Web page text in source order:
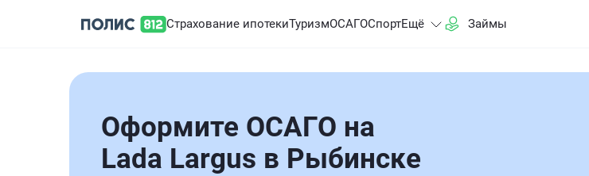
Страхование ипотекиТуризмОСАГОСпортЕщё Займы
Оформите ОСАГО на
Lada Largus в Рыбинске